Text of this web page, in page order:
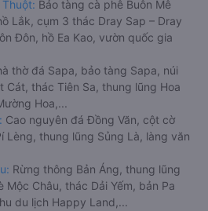
Thuột: Bảo tàng cà phê Buôn Mê
Lắk, cụm 3 thác Dray Sap – Dray
Đôn, hồ Ea Kao, vườn quốc gia
thờ đá Sapa, bảo tàng Sapa, núi
Cát, thác Tiên Sa, thung lũng Hoa
Hoa,...
Cao nguyên đá Đồng Văn, cột cờ
Lèng, thung lũng Sủng Là, làng văn
Rừng thông Bản Áng, thung lũng
Mộc Châu, thác Dải Yếm, bản Pa
du lịch Happy Land,...